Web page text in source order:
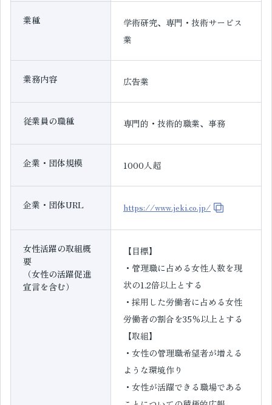
業種
学術研究、専門・技術サービス
業
業務内容 広告業
従業員の職種 専門的・技術的職業、事務
企業・団体規模 1000人超
企業・団体URL https://www.jeki.co.jp/
女性活躍の取組概
要
（女性の活躍促進
宣言を含む）
【目標】
・管理職に占める女性人数を現
状の1.2倍以上とする
・採用した労働者に占める女性
労働者の割合を35％以上とする
【取組】
・女性の管理職希望者が増える
ような環境作り
・女性が活躍できる職場である